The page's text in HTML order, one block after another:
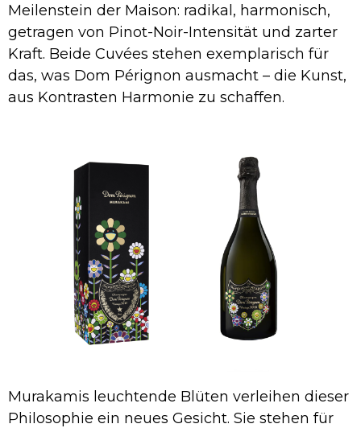
Meilenstein der Maison: radikal, harmonisch,
getragen von Pinot-Noir-Intensität und zarter
Kraft. Beide Cuvées stehen exemplarisch für
das, was Dom Pérignon ausmacht – die Kunst,
aus Kontrasten Harmonie zu schaffen.
Murakamis leuchtende Blüten verleihen dieser
Philosophie ein neues Gesicht. Sie stehen für